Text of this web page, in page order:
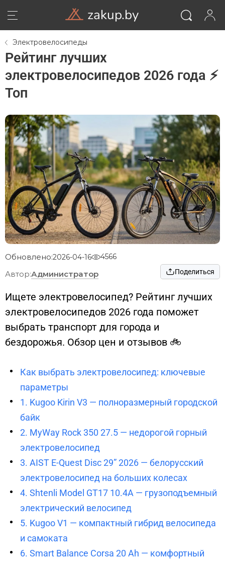
zakup.by
Электровелосипеды
Рейтинг лучших
электровелосипедов 2026 года ⚡
Топ
Обновлено:2026-04-16 4566
Автор:Администратор Поделиться
Ищете электровелосипед? Рейтинг лучших
электровелосипедов 2026 года поможет
выбрать транспорт для города и
бездорожья. Обзор цен и отзывов 🚲
Как выбрать электровелосипед: ключевые
параметры
1. Kugoo Kirin V3 — полноразмерный городской
байк
2. MyWay Rock 350 27.5 — недорогой горный
электровелосипед
3. AIST E-Quest Disc 29” 2026 — белорусский
электровелосипед на больших колесах
4. Shtenli Model GT17 10.4А — грузоподъемный
электрический велосипед
5. Kugoo V1 — компактный гибрид велосипеда
и самоката
6. Smart Balance Corsa 20 Ah — комфортный
ВОЙТИ